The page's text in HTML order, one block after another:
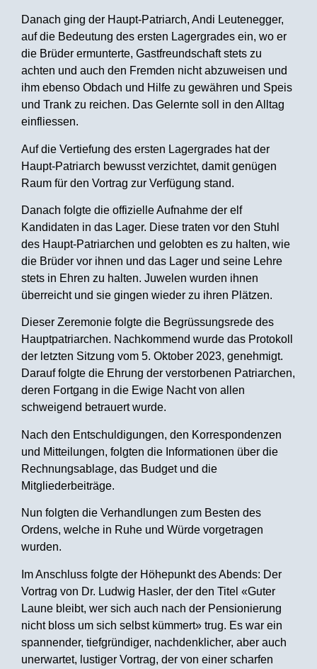
Danach ging der Haupt-Patriarch, Andi Leutenegger,
auf die Bedeutung des ersten Lagergrades ein, wo er
die Brüder ermunterte, Gastfreundschaft stets zu
achten und auch den Fremden nicht abzuweisen und
ihm ebenso Obdach und Hilfe zu gewähren und Speis
und Trank zu reichen. Das Gelernte soll in den Alltag
einfliessen.
Auf die Vertiefung des ersten Lagergrades hat der
Haupt-Patriarch bewusst verzichtet, damit genügen
Raum für den Vortrag zur Verfügung stand.
Danach folgte die offizielle Aufnahme der elf
Kandidaten in das Lager. Diese traten vor den Stuhl
des Haupt-Patriarchen und gelobten es zu halten, wie
die Brüder vor ihnen und das Lager und seine Lehre
stets in Ehren zu halten. Juwelen wurden ihnen
überreicht und sie gingen wieder zu ihren Plätzen.
Dieser Zeremonie folgte die Begrüssungsrede des
Hauptpatriarchen. Nachkommend wurde das Protokoll
der letzten Sitzung vom 5. Oktober 2023, genehmigt.
Darauf folgte die Ehrung der verstorbenen Patriarchen,
deren Fortgang in die Ewige Nacht von allen
schweigend betrauert wurde.
Nach den Entschuldigungen, den Korrespondenzen
und Mitteilungen, folgten die Informationen über die
Rechnungsablage, das Budget und die
Mitgliederbeiträge.
Nun folgten die Verhandlungen zum Besten des
Ordens, welche in Ruhe und Würde vorgetragen
wurden.
Im Anschluss folgte der Höhepunkt des Abends: Der
Vortrag von Dr. Ludwig Hasler, der den Titel «Guter
Laune bleibt, wer sich auch nach der Pensionierung
nicht bloss um sich selbst kümmert» trug. Es war ein
spannender, tiefgründiger, nachdenklicher, aber auch
unerwartet, lustiger Vortrag, der von einer scharfen